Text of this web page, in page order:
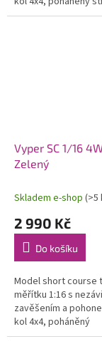
motorem vč. RC
Vyper SC 1/16
Zelený
Skladem e-shop (>5
2 990 Kč
Do košíku
Model short course
měřítku 1:16 s
zavěšením a
kol 4x4, poháněný
stejnosměrným